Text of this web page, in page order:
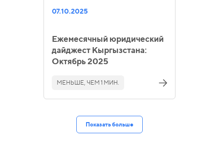
07.10.2025
Ежемесячный юридический
дайджест Кыргызстана:
Октябрь 2025
МЕНЬШЕ, ЧЕМ 1 МИН.
Показать больше